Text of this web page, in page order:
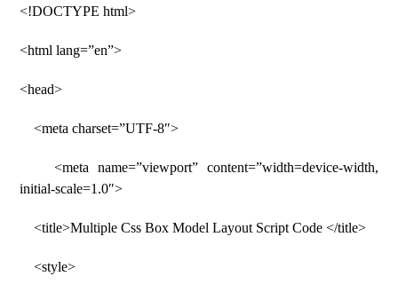
<!DOCTYPE html>
<html lang=”en”>
<head>
<meta charset=”UTF-8″>
<meta name=”viewport” content=”width=device-width,
initial-scale=1.0″>
<title>Multiple Css Box Model Layout Script Code </title>
<style>